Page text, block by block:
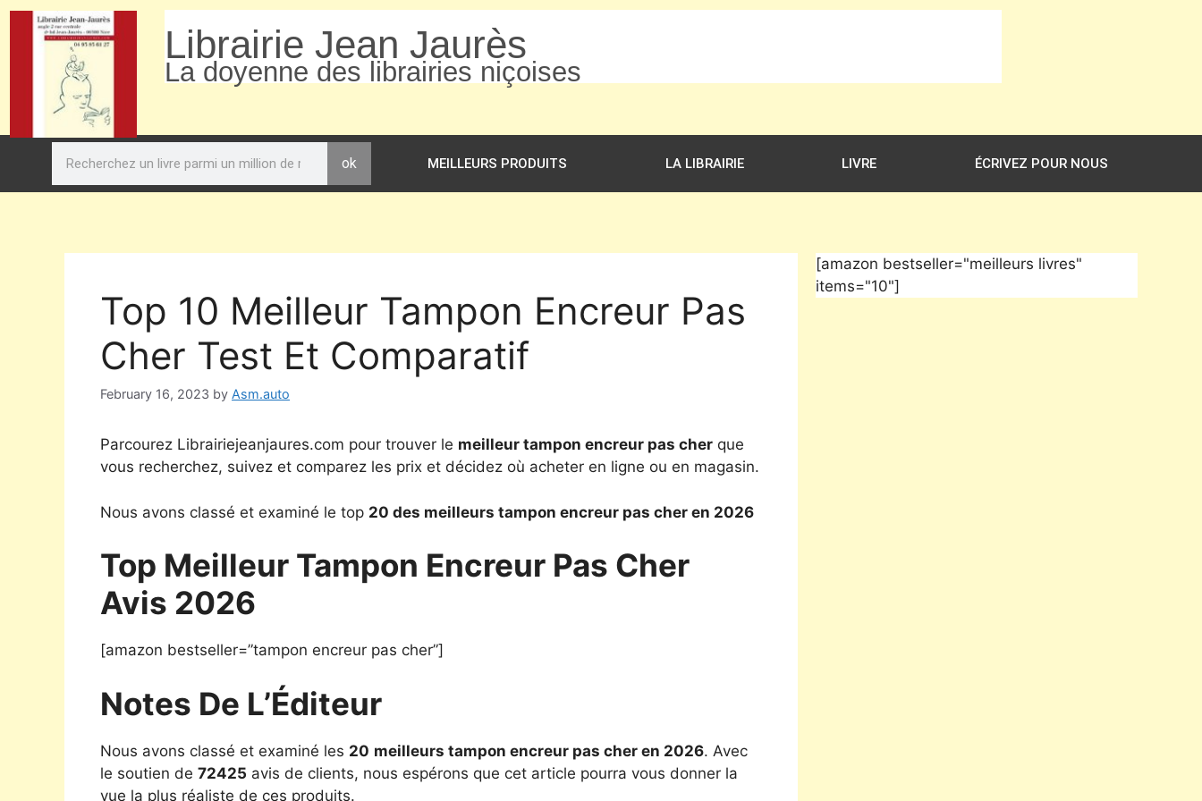
Librairie Jean Jaurès
La doyenne des librairies niçoises
ok MEILLEURS PRODUITS LA LIBRAIRIE LIVRE ÉCRIVEZ POUR NOUS
Top 10 Meilleur Tampon Encreur Pas
Cher Test Et Comparatif
February 16, 2023 by Asm.auto
Parcourez Librairiejeanjaures.com pour trouver le meilleur tampon encreur pas cher que
vous recherchez, suivez et comparez les prix et décidez où acheter en ligne ou en magasin.
Nous avons classé et examiné le top 20 des meilleurs tampon encreur pas cher en 2026
Top Meilleur Tampon Encreur Pas Cher
Avis 2026
[amazon bestseller=”tampon encreur pas cher”]
Notes De L’Éditeur
Nous avons classé et examiné les 20 meilleurs tampon encreur pas cher en 2026. Avec
le soutien de 72425 avis de clients, nous espérons que cet article pourra vous donner la
vue la plus réaliste de ces produits.
[amazon bestseller="meilleurs livres"
items="10"]